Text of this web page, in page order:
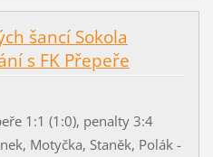
šancí Sokola
s FK Přepeře
1:1 (1:0), penalty 3:4
Motyčka, Staněk, Polák -